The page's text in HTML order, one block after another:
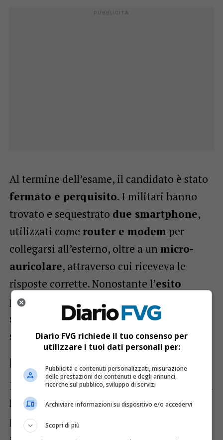
Al termine dell’esame, il candidato è stato
fermato e perquisito. I militari hanno
trovato e sequestrato due smartphone,
utilizzati come router e modem per
collegarsi all’esterno, oltre a unmicro-
auricolare, attraverso cui riceveva le
risposte corrette. Nonostante l’esito
positivo della prova teorica
stato immediatamente bloccato e
segnalato alle autorità.
Denuncia e conseguenze legali
Il cittadino indiano è stato denunciato alla
Procura della Repubblica di Pordenone
perfrode negli esami
Diario FVG richiede il tuo consenso per
utilizzare i tuoi dati personali per:
Pubblicità e contenuti personalizzati, misurazione
delle prestazioni dei contenuti e degli annunci,
ricerche sul pubblico, sviluppo di servizi
Archiviare informazioni su dispositivo e/o accedervi
Scopri di più